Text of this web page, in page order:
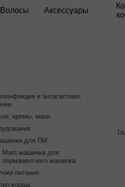
Волосы Аксессуары
и антисептики,
кремы, мази
для ПМ
Mast машинка для
перманентного макияжа
питания
корды